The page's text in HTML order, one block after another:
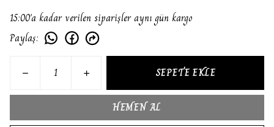
15:00'a kadar verilen siparişler aynı gün kargo
Paylaş:
SEPETE EKLE
HEMEN AL